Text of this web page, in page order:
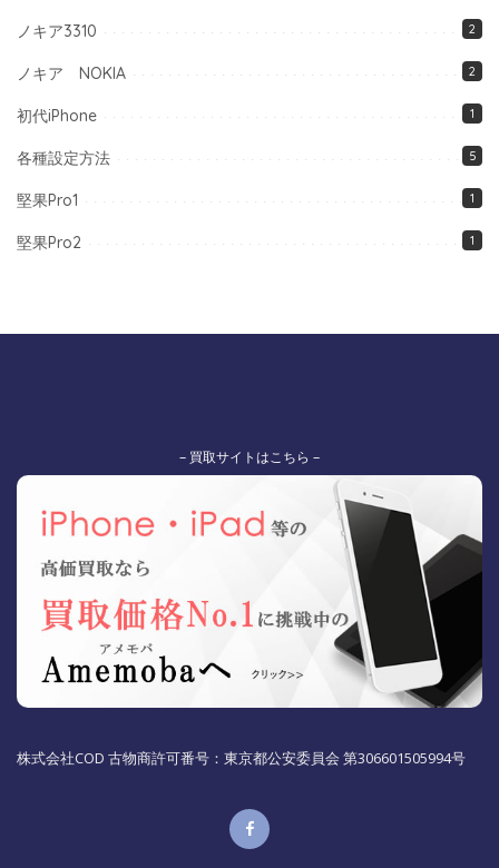
ノキア3310 2
ノキア NOKIA 2
初代iPhone 1
各種設定方法 5
堅果Pro1 1
堅果Pro2 1
– 買取サイトはこちら –
株式会社COD 古物商許可番号：東京都公安委員会 第306601505994号